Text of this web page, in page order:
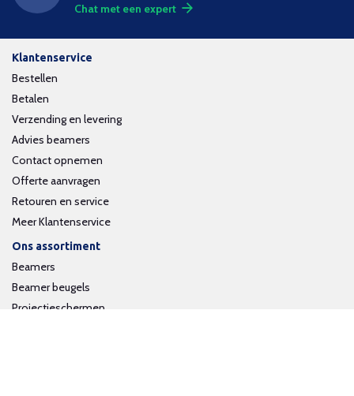
Chat met een expert
Klantenservice
Bestellen
Betalen
Verzending en levering
Advies beamers
Contact opnemen
Offerte aanvragen
Retouren en service
Meer Klantenservice
Ons assortiment
Beamers
Beamer beugels
Projectieschermen